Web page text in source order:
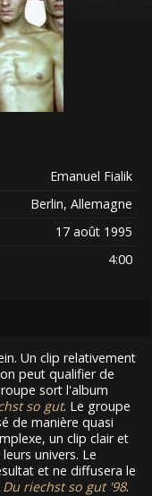
Emanuel Fialik
Berlin, Allemagne
17 août 1995
4:00
Un clip relativement
peut qualifier de
sort l'album
so gut. Le groupe
de manière quasi
un clip clair et
univers. Le
et ne diffusera le
Du riechst so gut '98.